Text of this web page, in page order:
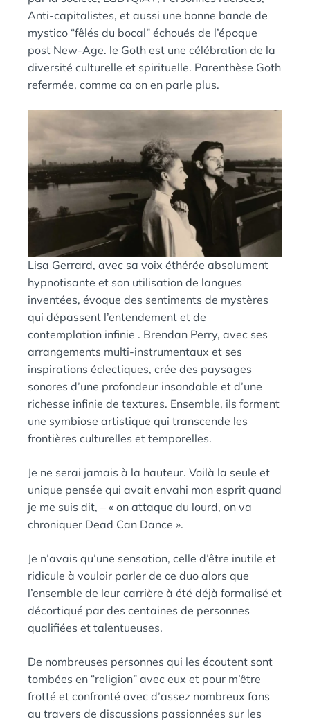
Anti-capitalistes, et aussi une bonne bande de
mystico “fêlés du bocal” échoués de l’époque
post New-Age. le Goth est une célébration de la
diversité culturelle et spirituelle. Parenthèse Goth
refermée, comme ca on en parle plus.
Lisa Gerrard, avec sa voix éthérée absolument
hypnotisante et son utilisation de langues
inventées, évoque des sentiments de mystères
qui dépassent l’entendement et de
contemplation infinie . Brendan Perry, avec ses
arrangements multi-instrumentaux et ses
inspirations éclectiques, crée des paysages
sonores d’une profondeur insondable et d’une
richesse infinie de textures. Ensemble, ils forment
une symbiose artistique qui transcende les
frontières culturelles et temporelles.
Je ne serai jamais à la hauteur. Voilà la seule et
unique pensée qui avait envahi mon esprit quand
je me suis dit, – « on attaque du lourd, on va
chroniquer Dead Can Dance ».
Je n’avais qu’une sensation, celle d’être inutile et
ridicule à vouloir parler de ce duo alors que
l’ensemble de leur carrière à été déjà formalisé et
décortiqué par des centaines de personnes
qualifiées et talentueuses.
De nombreuses personnes qui les écoutent sont
tombées en “religion” avec eux et pour m’être
frotté et confronté avec d’assez nombreux fans
au travers de discussions passionnées sur les